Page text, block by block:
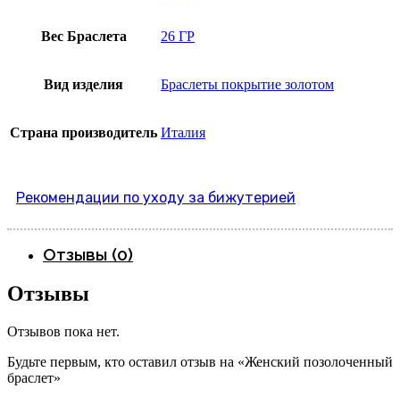
Вес Браслета 26 ГР
Вид изделия Браслеты покрытие золотом
Страна производитель Италия
Рекомендации по уходу за бижутерией
Отзывы (0)
Отзывы
Отзывов пока нет.
Будьте первым, кто оставил отзыв на «Женский позолоченный
браслет»